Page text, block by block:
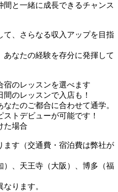
と一緒に成長できるチャンス
て、さらなる収入アップを目指
なたの経験を存分に発揮して
のレッスンを選べます
のレッスンで入店も！
たのご都合に合わせて通学。
トデビューが可能です！
た場合
す（交通費・宿泊費は弊社が
）、天王寺（大阪）、博多（福
ります。